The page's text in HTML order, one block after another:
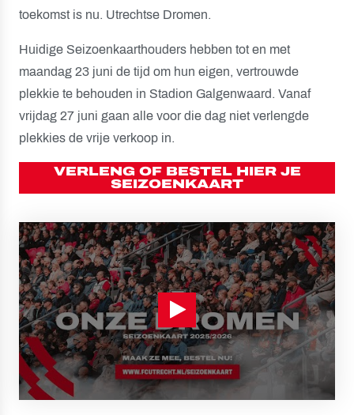
toekomst is nu. Utrechtse Dromen.
Huidige Seizoenkaarthouders hebben tot en met
maandag 23 juni de tijd om hun eigen, vertrouwde
plekkie te behouden in Stadion Galgenwaard. Vanaf
vrijdag 27 juni gaan alle voor die dag niet verlengde
plekkies de vrije verkoop in.
VERLENG OF BESTEL HIER JE
SEIZOENKAART